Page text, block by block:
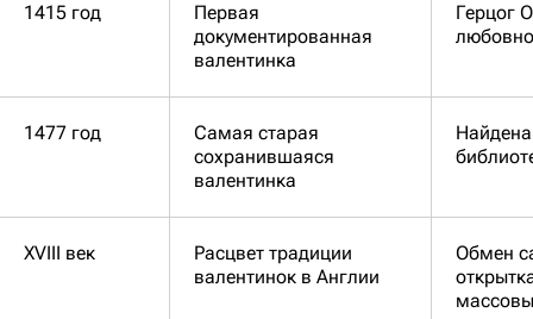
1415 год
Первая
документированная
валентинка
Герцог
1477 год
Самая старая
сохранившаяся
валентинка
XVIII век
Расцвет традиции
валентинок в Англии
Обмен